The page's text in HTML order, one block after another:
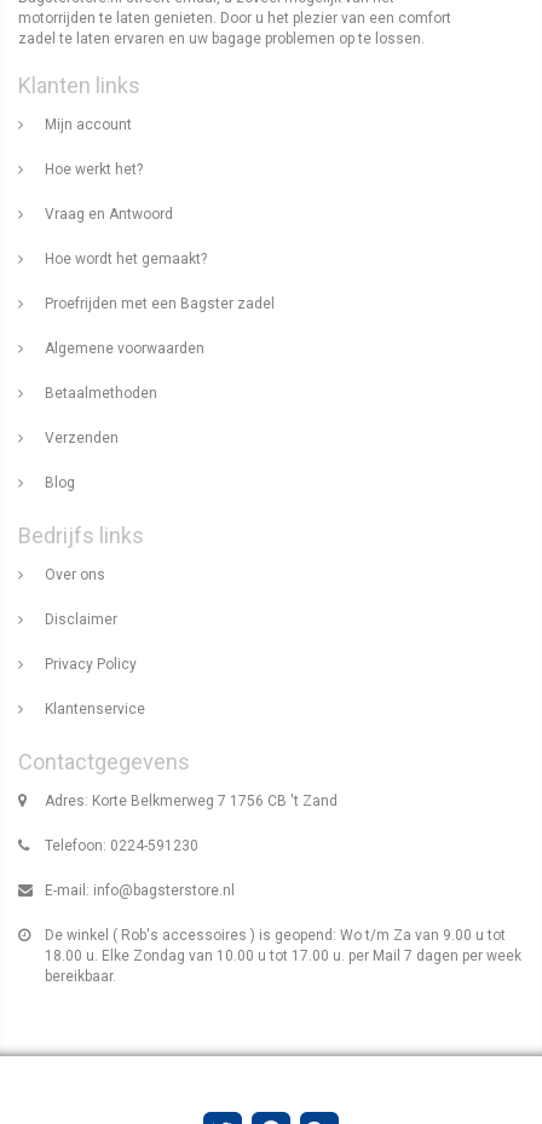
motorrijden te laten genieten. Door u het plezier van een comfort
zadel te laten ervaren en uw bagage problemen op te lossen.
Klanten links
Mijn account
Hoe werkt het?
Vraag en Antwoord
Hoe wordt het gemaakt?
Proefrijden met een Bagster zadel
Algemene voorwaarden
Betaalmethoden
Verzenden
Blog
Bedrijfs links
Over ons
Disclaimer
Privacy Policy
Klantenservice
Contactgegevens
Adres: Korte Belkmerweg 7 1756 CB 't Zand
Telefoon: 0224-591230
E-mail: info@bagsterstore.nl
De winkel ( Rob's accessoires ) is geopend: Wo t/m Za van 9.00 u tot
18.00 u. Elke Zondag van 10.00 u tot 17.00 u. per Mail 7 dagen per week
bereikbaar.